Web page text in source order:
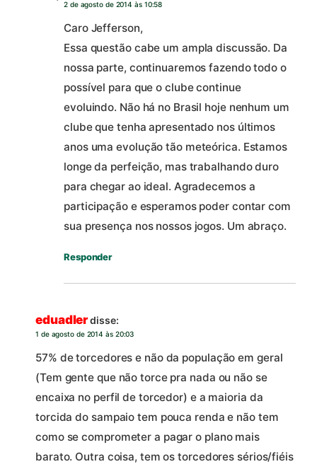
2 de agosto de 2014 às 10:58
Caro Jefferson,
Essa questão cabe um ampla discussão. Da
nossa parte, continuaremos fazendo todo o
possível para que o clube continue
evoluindo. Não há no Brasil hoje nenhum um
clube que tenha apresentado nos últimos
anos uma evolução tão meteórica. Estamos
longe da perfeição, mas trabalhando duro
para chegar ao ideal. Agradecemos a
participação e esperamos poder contar com
sua presença nos nossos jogos. Um abraço.
Responder
eduadlerdisse:
1 de agosto de 2014 às 20:03
57% de torcedores e não da população em geral
(Tem gente que não torce pra nada ou não se
encaixa no perfil de torcedor) e a maioria da
torcida do sampaio tem pouca renda e não tem
como se comprometer a pagar o plano mais
barato. Outra coisa, tem os torcedores sérios/fiéis